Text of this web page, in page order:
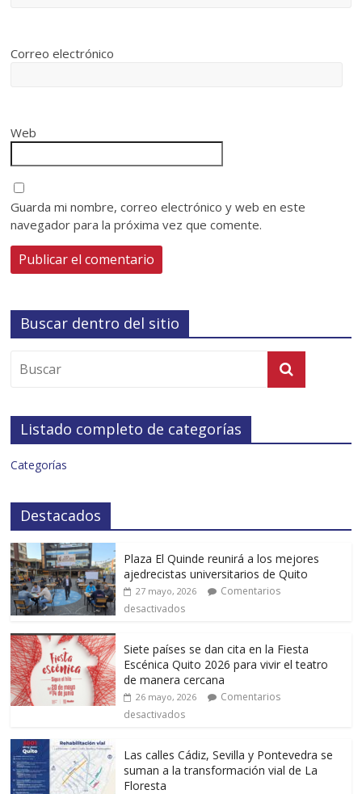
Correo electrónico
Web
Guarda mi nombre, correo electrónico y web en este
navegador para la próxima vez que comente.
Buscar dentro del sitio
Listado completo de categorías
Categorías
Destacados
Plaza El Quinde reunirá a los mejores
ajedrecistas universitarios de Quito
27 mayo, 2026
Comentarios
desactivados
Siete países se dan cita en la Fiesta
Escénica Quito 2026 para vivir el teatro
de manera cercana
26 mayo, 2026
Comentarios
desactivados
Las calles Cádiz, Sevilla y Pontevedra se
suman a la transformación vial de La
Floresta